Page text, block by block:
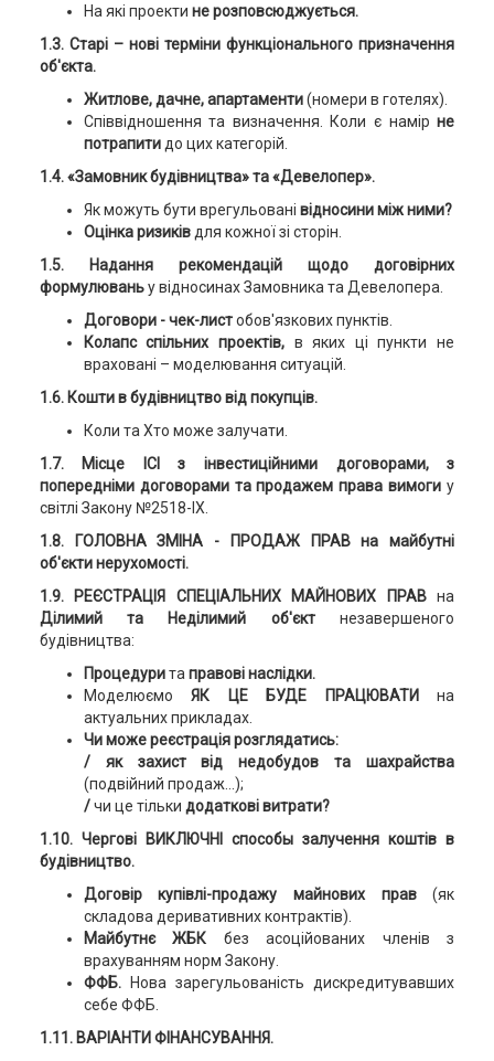
На які проекти не розповсюджується.
1.3. Старі – нові терміни функціонального призначення
об'єкта.
Житлове, дачне, апартаменти(номери в готелях).
Співвідношення та визначення. Коли є намірне
потрапитидо цих категорій.
1.4. «Замовник будівництва» та «Девелопер».
Як можуть бути врегульовані відносини між ними?
Оцінка ризиківдля кожної зі сторін.
1.5. Надання рекомендацій щодо договірних
формулюваньу відносинах Замовника та Девелопера.
Договори - чек-листобов'язкових пунктів.
Колапс спільних проектів, в яких ці пункти не
враховані – моделювання ситуацій.
1.6. Кошти в будівництво від покупців.
Коли та Хто може залучати.
1.7. Місце ІСІ з інвестиційними договорами, з
попередніми договорами та продажем права вимогиу
світлі Закону №2518-IX.
1.8.
ГОЛОВНА ЗМІНА - ПРОДАЖ ПРАВ на майбутні
об'єкти нерухомості.
1.9. РЕЄСТРАЦІЯ СПЕЦІАЛЬНИХ МАЙНОВИХ ПРАВна
Ділимий та Неділимий об'єктнезавершеного
будівництва:
Процедуритаправові наслідки.
МоделюємоЯК ЦЕ БУДЕ ПРАЦЮВАТИна
актуальних прикладах.
Чи може реєстрація розглядатись:
/ як захист від недобудов та шахрайства
(подвійний продаж...);
/чи це тільки додаткові витрати?
1.10. Чергові ВИКЛЮЧНІ способы залучення коштів в
будівництво.
Договір купівлі-продажу майнових прав(як
складова деривативних контрактів).
Майбутнє ЖБК без асоційованих членів з
врахуванням норм Закону.
ФФБ.
Нова зарегульованість дискредитувавших
себе ФФБ.
1.11. ВАРІАНТИ ФІНАНСУВАННЯ.